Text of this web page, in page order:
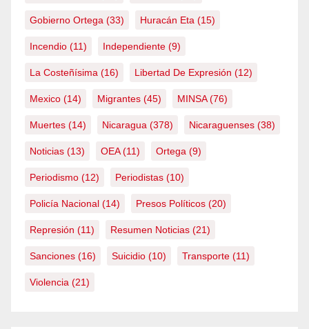
Gobierno Ortega (33) Huracán Eta (15)
Incendio (11) Independiente (9)
La Costeñísima (16) Libertad De Expresión (12)
Mexico (14) Migrantes (45) MINSA(76)
Muertes (14) Nicaragua (378) Nicaraguenses (38)
Noticias (13) OEA(11) Ortega (9)
Periodismo (12) Periodistas (10)
Policía Nacional (14) Presos Políticos (20)
Represión (11) Resumen Noticias (21)
Sanciones (16) Suicidio (10) Transporte (11)
Violencia (21)